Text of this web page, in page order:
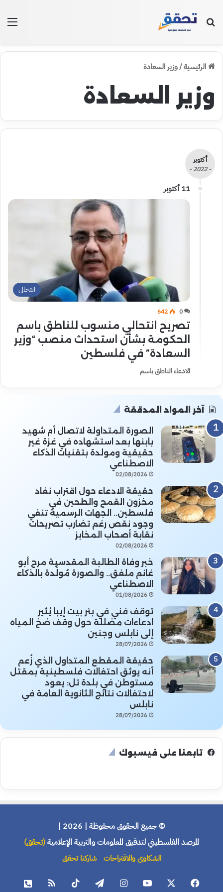
بحث عن
الرئيسية/وزير السعادة
وزير السعادة
أكتوبر
- 2022 -
11 أكتوبر
انتحالي
0
642
تصريح انتحالي منسوب للناطق باسم
الحكومة بشأن استحداث منصب “وزير
السعادة” في فلسطين
الادعاء الناطق باسم
آخر المواد المدققة
الصورة المتداولة لاتصال أم شهيد
بابنها بعد استشهاده في غزة غير
حقيقية ومولدة بتقنيات الذكاء
الاصطناعي
02/08/2026
حقيقة الادعاء حول اقتراب نفاد
مخزون القمح والطحين في
فلسطين.. الجهات الرسمية تنفي
وجود نقص رغم تضارب تصريحات
نقابة أصحاب المخابز
02/08/2026
خبر وفاة الطالبة المقدسية مرح أبو
غانم ملفق.. والصورة مُولَّدة بالذكاء
الاصطناعي
01/08/2026
توقف فني في بئر بيت إيبا يُثير
ادعاءات مضللة حول وقف ضخ المياه
إلى نابلس وجنين
28/07/2026
حقيقة المقطع المتداول الذي زُعم
أنه يوثق احتفالات فلسطينية بمقتل
مستوطن في بلدة تل: يعود
لاحتفالات نتائج الثانوية العامة في
نابلس
28/07/2026
تابعنا على فيسبوك
© جميع الحقوق محفوظة | 2026 |
المرصد الفلسطيني لتدقيق المعلومات والتربية الإعلامية(تحقق)
الشكاوى والاقتراحات شاركنا تحقق
فيسبوك يوتيوب انستقرام تيلقرام ‫TikTok ملخص